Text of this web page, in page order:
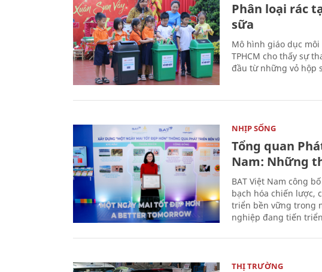
Phân loại rác
sữa
Mô hình giáo dục
TPHCM cho thấy sự
đầu từ những vỏ hộp
NHỊP SỐNG
Tổng quan
Nam: Những
BAT Việt Nam công
bạch hóa chiến lược,
triển bền vững trong
nghiệp đang tiến
THỊ TRƯỜNG